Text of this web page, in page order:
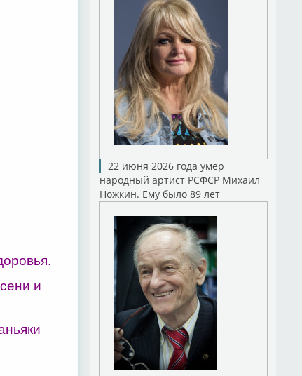
и
22 июня 2026 года умер
народный артист РСФСР Михаил
Ножкин. Ему было 89 лет